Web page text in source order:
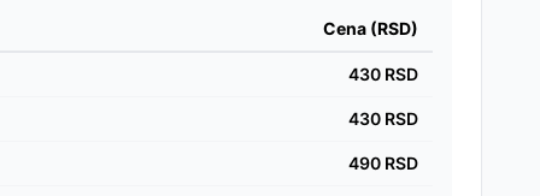
Cena (RSD)
430 RSD
430 RSD
490 RSD